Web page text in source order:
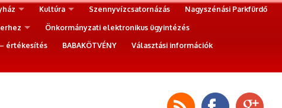
Kultúra Szennyvízcsatornázás
Nagyszénási Parkfürdő
Önkormányzati elektronikus ügyintézés
értékesítés BABAKÖTVÉNY
Választási információk